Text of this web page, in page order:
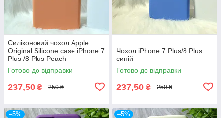
Силіконовий чохол Apple
Original Silicone case iPhone 7
Plus /8 Plus Peach
(персиковий)
Готово до відправки
237,50 ₴ 250 ₴
Чохол iPhone 7 Plus/8 Plus
синій
Готово до відправки
237,50 ₴ 250 ₴
–5% –5%